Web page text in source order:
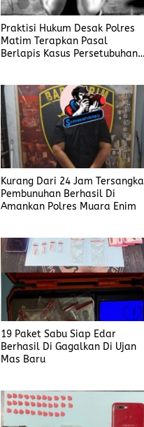
Praktisi Hukum Desak Polres
Matim Terapkan Pasal
Berlapis Kasus Persetubuhan
Kurang Dari 24 Jam Tersangka
Pembunuhan Berhasil Di
Amankan Polres Muara Enim
19 Paket Sabu Siap Edar
Berhasil Di Gagalkan Di Ujan
Mas Baru